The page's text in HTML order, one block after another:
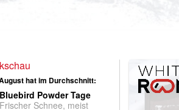
hat im Durchschnitt:
Bluebird Powder Tage
Frischer Schnee, meist